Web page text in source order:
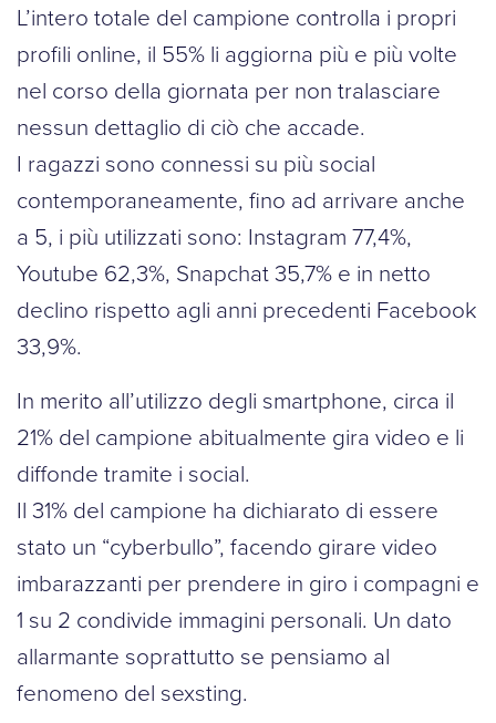
L’intero totale del campione controlla i propri
profili online, il 55% li aggiorna più e più volte
nel corso della giornata per non tralasciare
nessun dettaglio di ciò che accade.
I ragazzi sono connessi su più social
contemporaneamente, fino ad arrivare anche
a 5, i più utilizzati sono: Instagram 77,4%,
Youtube 62,3%, Snapchat 35,7% e in netto
declino rispetto agli anni precedenti Facebook
33,9%.
In merito all’utilizzo degli smartphone, circa il
21% del campione abitualmente gira video e li
diffonde tramite i social.
Il 31% del campione ha dichiarato di essere
stato un “cyberbullo”, facendo girare video
imbarazzanti per prendere in giro i compagni e
1 su 2 condivide immagini personali. Un dato
allarmante soprattutto se pensiamo al
fenomeno del sexsting.